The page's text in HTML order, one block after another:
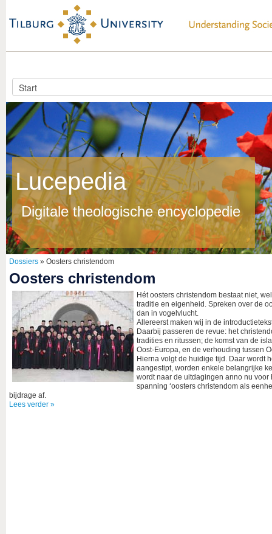
Lucepedia
Digitale theologische encyclopedie
Dossiers » Oosters christendom
Oosters christendom
Hét oosters christendom bestaat niet,
traditie en eigenheid. Spreken over de
dan in vogelvlucht.
Allereerst maken wij in de
Daarbij passeren de revue: het
tradities en ritussen; de komst van de
Oost-Europa, en de verhouding tussen
Hierna volgt de huidige tijd. Daar wordt
aangestipt, worden enkele belangrijke
wordt naar de uitdagingen anno nu
spanning ‘oosters christendom als
bijdrage af.
Lees verder »